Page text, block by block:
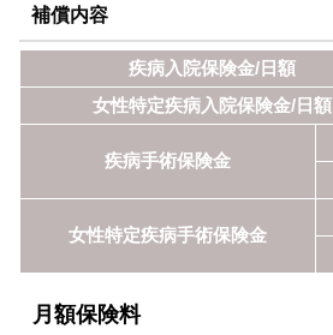
補償内容
疾病入院保険金/日額
女性特定疾病入院保険金/日額
疾病手術保険金
女性特定疾病手術保険金
月額保険料